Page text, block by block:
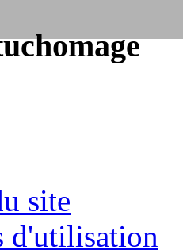
contribuèrent au lancement de
site
d'utilisation